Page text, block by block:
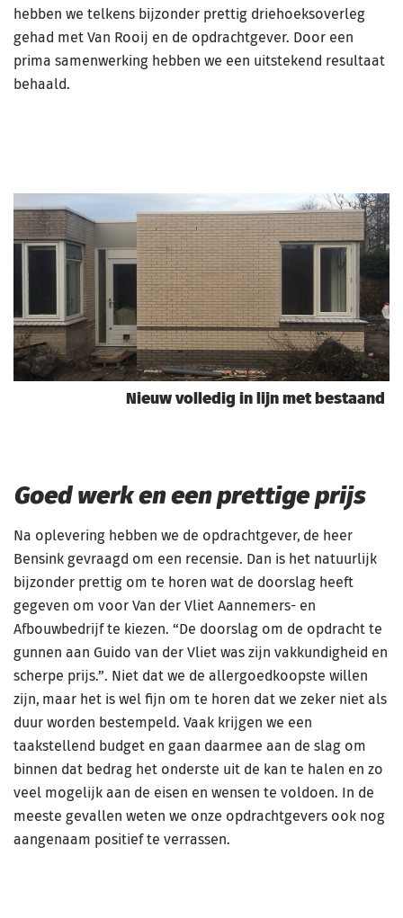
hebben we telkens bijzonder prettig driehoeksoverleg
gehad met Van Rooij en de opdrachtgever. Door een
prima samenwerking hebben we een uitstekend resultaat
behaald.
Nieuw volledig in lijn met bestaand
Goed werk en een prettige prijs
Na oplevering hebben we de opdrachtgever, de heer
Bensink gevraagd om een recensie. Dan is het natuurlijk
bijzonder prettig om te horen wat de doorslag heeft
gegeven om voor Van der Vliet Aannemers- en
Afbouwbedrijf te kiezen. “De doorslag om de opdracht te
gunnen aan Guido van der Vliet was zijn vakkundigheid en
scherpe prijs.”. Niet dat we de allergoedkoopste willen
zijn, maar het is wel fijn om te horen dat we zeker niet als
duur worden bestempeld. Vaak krijgen we een
taakstellend budget en gaan daarmee aan de slag om
binnen dat bedrag het onderste uit de kan te halen en zo
veel mogelijk aan de eisen en wensen te voldoen. In de
meeste gevallen weten we onze opdrachtgevers ook nog
aangenaam positief te verrassen.